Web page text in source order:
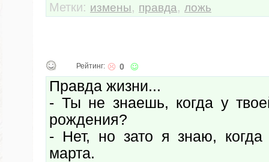
Метки: измены, правда, ложь
Рейтинг: 0
Правда жизни...
- Ты не знаешь, когда у
рождения?
- Нет, но зато я знаю,
марта.